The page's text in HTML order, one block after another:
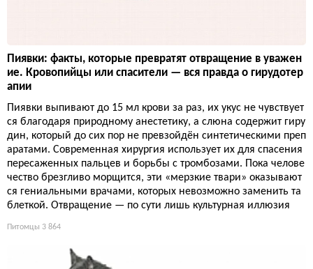
Пиявки: факты, которые превратят отвращение в уважен
ие. Кровопийцы или спасители — вся правда о гирудотер
апии
Пиявки выпивают до 15 мл крови за раз, их укус не чувствует
ся благодаря природному анестетику, а слюна содержит гиру
дин, который до сих пор не превзойдён синтетическими преп
аратами. Современная хирургия использует их для спасения
пересаженных пальцев и борьбы с тромбозами. Пока челове
чество брезгливо морщится, эти «мерзкие твари» оказывают
ся гениальными врачами, которых невозможно заменить та
блеткой. Отвращение — по сути лишь культурная иллюзия
Питомцы 3 864